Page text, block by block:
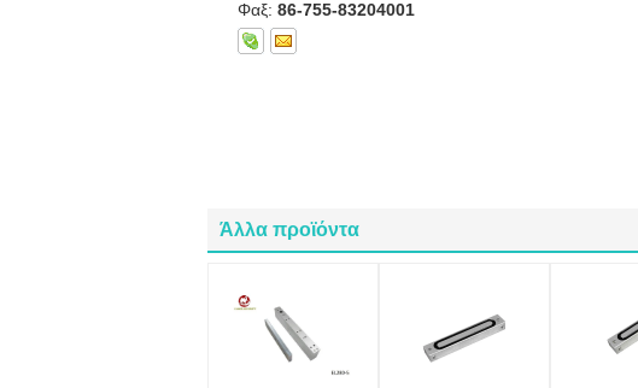
Φαξ: 86-755-83204001
Άλλα προϊόντα